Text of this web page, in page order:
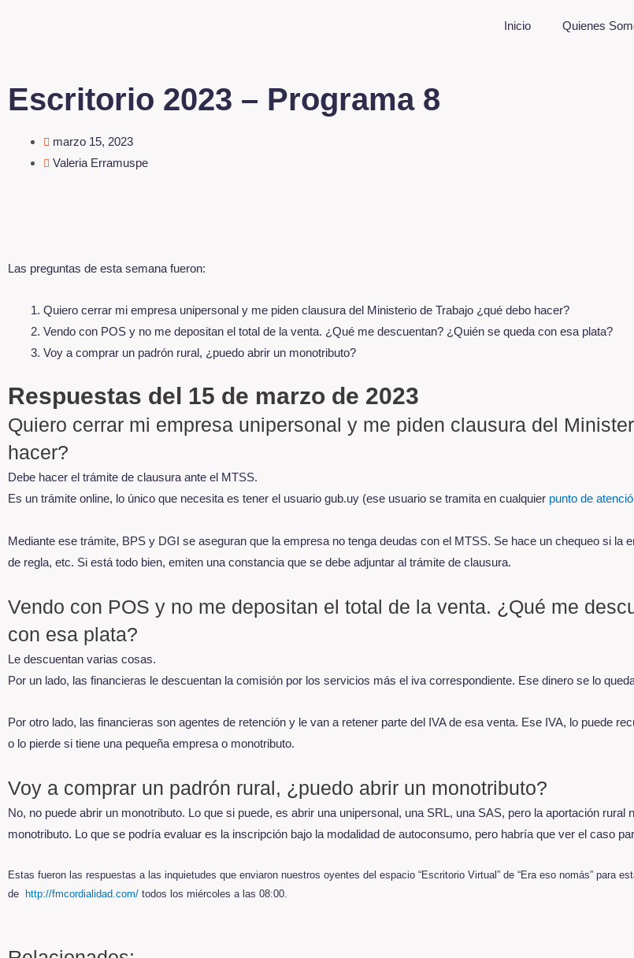
Inicio Quienes
Escritorio 2023 – Programa 8
marzo 15, 2023
Valeria Erramuspe
Las preguntas de esta semana fueron:
Quiero cerrar mi empresa unipersonal y me piden clausura del Ministerio de Trabajo ¿qué debo hacer?
Vendo con POS y no me depositan el total de la venta. ¿Qué me descuentan? ¿Quién se queda con esa plata?
Voy a comprar un padrón rural, ¿puedo abrir un monotributo?
Respuestas del 15 de marzo de 2023
Quiero cerrar mi empresa unipersonal y me piden clausura del
hacer?
Debe hacer el trámite de clausura ante el MTSS.
Es un trámite online, lo único que necesita es tener el usuario gub.uy (ese usuario se tramita en cualquier punto de
Mediante ese trámite, BPS y DGI se aseguran que la empresa no tenga deudas con el MTSS. Se hace un chequeo si la
de regla, etc. Si está todo bien, emiten una constancia que se debe adjuntar al trámite de clausura.
Vendo con POS y no me depositan el total de la venta. ¿Qué me
con esa plata?
Le descuentan varias cosas.
Por un lado, las financieras le descuentan la comisión por los servicios más el iva correspondiente. Ese dinero se lo
Por otro lado, las financieras son agentes de retención y le van a retener parte del IVA de esa venta. Ese IVA, lo puede
o lo pierde si tiene una pequeña empresa o monotributo.
Voy a comprar un padrón rural, ¿puedo abrir un monotributo?
No, no puede abrir un monotributo. Lo que si puede, es abrir una unipersonal, una SRL, una SAS, pero la aportación rural
monotributo. Lo que se podría evaluar es la inscripción bajo la modalidad de autoconsumo, pero habría que ver el caso
Estas fueron las respuestas a las inquietudes que enviaron nuestros oyentes del espacio “Escritorio Virtual” de “Era eso nomás” para
de http://fmcordialidad.com/ todos los miércoles a las 08:00.